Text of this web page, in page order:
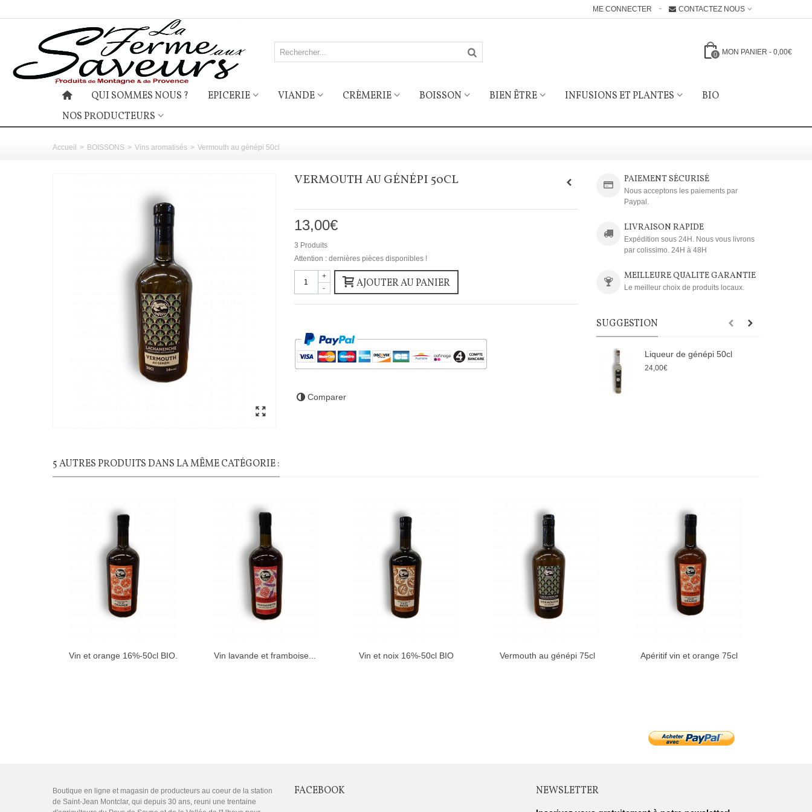
CONTACTEZ NOUS
ME CONNECTER
0 MON PANIER - 0,00€
QUI SOMMES NOUS ? EPICERIE VIANDE CRÈMERIE BOISSON BIEN ÊTRE INFUSIONS ET PLANTES
BIO
NOS PRODUCTEURS
Accueil > BOISSONS > Vins aromatisés > Vermouth au génépi 50cl
VERMOUTH AU GÉNÉPI 50CL
13,00€
3 Produits
Attention : dernières pièces disponibles !
-
+
AJOUTER AU PANIER
Comparer
PAIEMENT SÉCURISÉ
Nous acceptons les paiements par
Paypal.
LIVRAISON RAPIDE
Expédition sous 24H. Nous vous livrons
par colissimo. 24H à 48H
MEILLEURE QUALITE GARANTIE
Le meilleur choix de produits locaux.
SUGGESTION
Liqueur de génépi 50cl
24,00€
5 AUTRES PRODUITS DANS LA MÊME CATÉGORIE :
Vin et orange 16%-50cl BIO. Vin lavande et framboise... Vin et noix 16%-50cl BIO Vermouth au génépi 75cl Apéritif vin et orange 75cl
Boutique en ligne et magasin de producteurs au coeur de la station
de Saint-Jean Montclar, qui depuis 30 ans, reuni une trentaine
FACEBOOK NEWSLETTER